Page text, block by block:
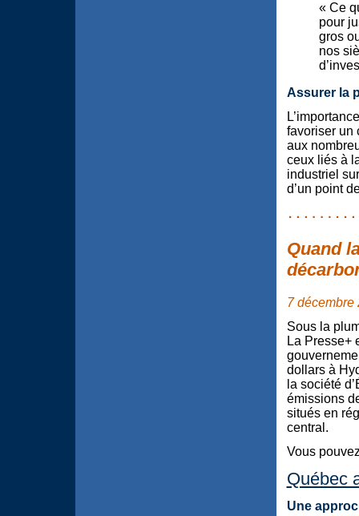
« Ce
pour
gros
nos
Assurer la
favoriser un
aux
ceux liés à
industriel
d’un point
Quand
7 décembre
Sous la
La Presse+
dollars à
la société
émissions
situés en
central.
Vous
Québec
Une